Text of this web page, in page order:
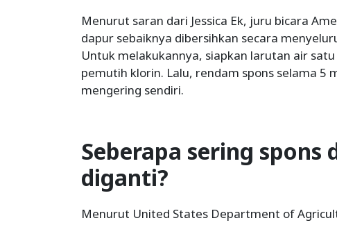
Menurut saran dari Jessica Ek, juru bicara
dapur sebaiknya dibersihkan secara
Untuk melakukannya, siapkan larutan air
pemutih klorin. Lalu, rendam spons selama 5
mengering sendiri.
Seberapa sering spons
diganti?
Menurut United States Department of